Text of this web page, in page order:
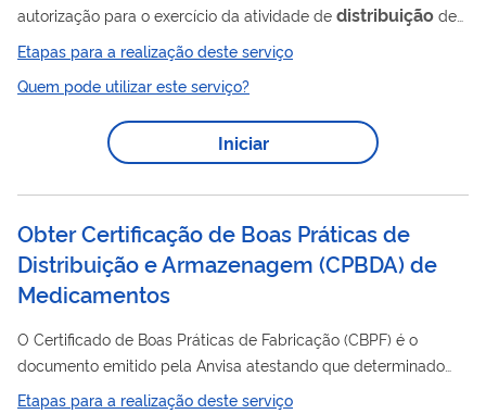
autorização para o exercício da atividade de distribuição de
GNL a granel, de acordo com a Resolução ANP Nº 971/2024 .
Para utilizar esse serviço você deve ter um cadastro como
usuário externo do SEI-ANP. Para mais informações acesse o
serviço " Solicitar cadastro como usuário externo no SEI-ANP ".
Etapas para a realização deste serviço
Quem pode utilizar este serviço?
Iniciar
Obter Certificação de Boas Práticas de
Distribuição e Armazenagem (CPBDA) de
Medicamentos
O Certificado de Boas Práticas de Fabricação (CBPF) é o
documento emitido pela Anvisa atestando que determinado
estabelecimento cumpre com as Boas Práticas de Fabricação.
Etapas para a realização deste serviço